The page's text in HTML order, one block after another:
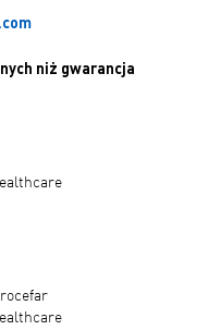
niż gwarancja